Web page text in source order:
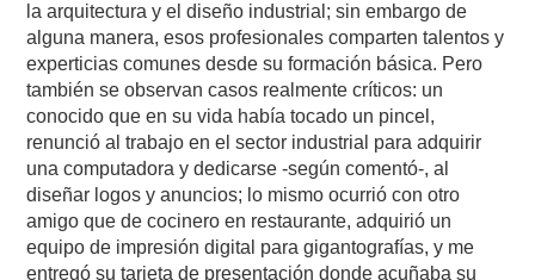
la arquitectura y el diseño industrial; sin embargo de
alguna manera, esos profesionales comparten talentos y
experticias comunes desde su formación básica. Pero
también se observan casos realmente críticos: un
conocido que en su vida había tocado un pincel,
renunció al trabajo en el sector industrial para adquirir
una computadora y dedicarse -según comentó-, al
diseñar logos y anuncios; lo mismo ocurrió con otro
amigo que de cocinero en restaurante, adquirió un
equipo de impresión digital para gigantografías, y me
entregó su tarjeta de presentación donde acuñaba su